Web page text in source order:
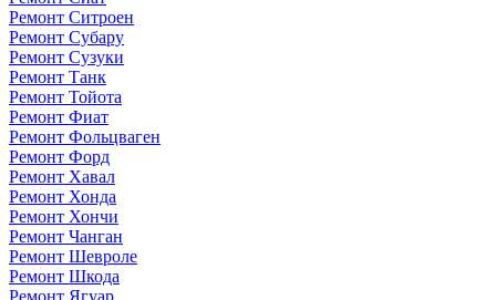
Ремонт Ситроен
Ремонт Субару
Ремонт Сузуки
Ремонт Танк
Ремонт Тойота
Ремонт Фиат
Ремонт Фольцваген
Ремонт Форд
Ремонт Хавал
Ремонт Хонда
Ремонт Хончи
Ремонт Чанган
Ремонт Шевроле
Ремонт Шкода
Ремонт Ягуар